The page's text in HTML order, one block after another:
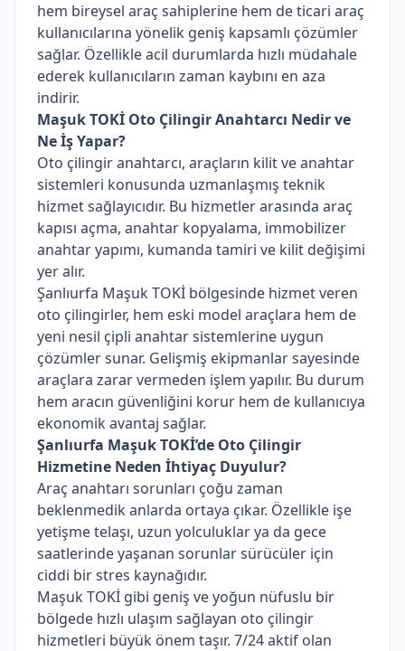
hem bireysel araç sahiplerine hem de ticari araç
kullanıcılarına yönelik geniş kapsamlı çözümler
sağlar. Özellikle acil durumlarda hızlı müdahale
ederek kullanıcıların zaman kaybını en aza
indirir.
Maşuk TOKİ Oto Çilingir Anahtarcı Nedir ve
Ne İş Yapar?
Oto çilingir anahtarcı, araçların kilit ve anahtar
sistemleri konusunda uzmanlaşmış teknik
hizmet sağlayıcıdır. Bu hizmetler arasında araç
kapısı açma, anahtar kopyalama, immobilizer
anahtar yapımı, kumanda tamiri ve kilit değişimi
yer alır.
Şanlıurfa Maşuk TOKİ bölgesinde hizmet veren
oto çilingirler, hem eski model araçlara hem de
yeni nesil çipli anahtar sistemlerine uygun
çözümler sunar. Gelişmiş ekipmanlar sayesinde
araçlara zarar vermeden işlem yapılır. Bu durum
hem aracın güvenliğini korur hem de kullanıcıya
ekonomik avantaj sağlar.
Şanlıurfa Maşuk TOKİ’de Oto Çilingir
Hizmetine Neden İhtiyaç Duyulur?
Araç anahtarı sorunları çoğu zaman
beklenmedik anlarda ortaya çıkar. Özellikle işe
yetişme telaşı, uzun yolculuklar ya da gece
saatlerinde yaşanan sorunlar sürücüler için
ciddi bir stres kaynağıdır.
Maşuk TOKİ gibi geniş ve yoğun nüfuslu bir
bölgede hızlı ulaşım sağlayan oto çilingir
hizmetleri büyük önem taşır. 7/24 aktif olan